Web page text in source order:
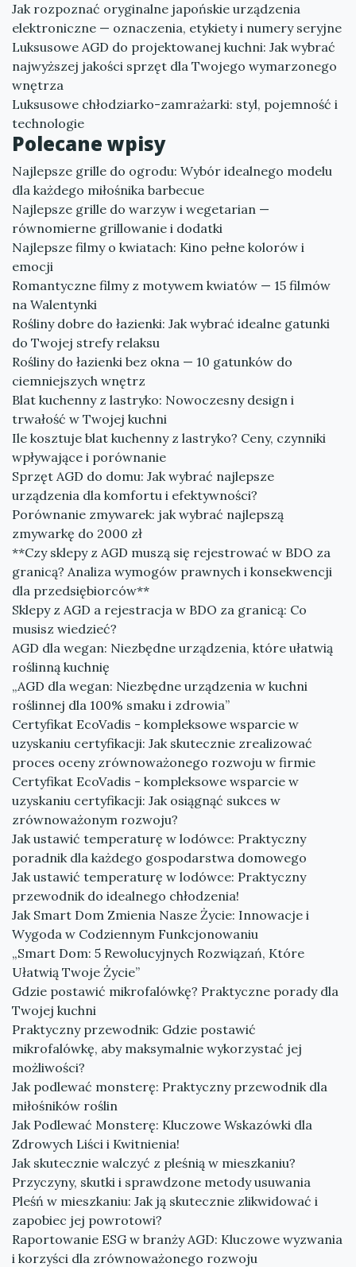
Jak rozpoznać oryginalne japońskie urządzenia
elektroniczne — oznaczenia, etykiety i numery seryjne
Luksusowe AGD do projektowanej kuchni: Jak wybrać
najwyższej jakości sprzęt dla Twojego wymarzonego
wnętrza
Luksusowe chłodziarko-zamrażarki: styl, pojemność i
technologie
Polecane wpisy
Najlepsze grille do ogrodu: Wybór idealnego modelu
dla każdego miłośnika barbecue
Najlepsze grille do warzyw i wegetarian —
równomierne grillowanie i dodatki
Najlepsze filmy o kwiatach: Kino pełne kolorów i
emocji
Romantyczne filmy z motywem kwiatów — 15 filmów
na Walentynki
Rośliny dobre do łazienki: Jak wybrać idealne gatunki
do Twojej strefy relaksu
Rośliny do łazienki bez okna — 10 gatunków do
ciemniejszych wnętrz
Blat kuchenny z lastryko: Nowoczesny design i
trwałość w Twojej kuchni
Ile kosztuje blat kuchenny z lastryko? Ceny, czynniki
wpływające i porównanie
Sprzęt AGD do domu: Jak wybrać najlepsze
urządzenia dla komfortu i efektywności?
Porównanie zmywarek: jak wybrać najlepszą
zmywarkę do 2000 zł
**Czy sklepy z AGD muszą się rejestrować w BDO za
granicą? Analiza wymogów prawnych i konsekwencji
dla przedsiębiorców**
Sklepy z AGD a rejestracja w BDO za granicą: Co
musisz wiedzieć?
AGD dla wegan: Niezbędne urządzenia, które ułatwią
roślinną kuchnię
„AGD dla wegan: Niezbędne urządzenia w kuchni
roślinnej dla 100% smaku i zdrowia”
Certyfikat EcoVadis - kompleksowe wsparcie w
uzyskaniu certyfikacji: Jak skutecznie zrealizować
proces oceny zrównoważonego rozwoju w firmie
Certyfikat EcoVadis - kompleksowe wsparcie w
uzyskaniu certyfikacji: Jak osiągnąć sukces w
zrównoważonym rozwoju?
Jak ustawić temperaturę w lodówce: Praktyczny
poradnik dla każdego gospodarstwa domowego
Jak ustawić temperaturę w lodówce: Praktyczny
przewodnik do idealnego chłodzenia!
Jak Smart Dom Zmienia Nasze Życie: Innowacje i
Wygoda w Codziennym Funkcjonowaniu
„Smart Dom: 5 Rewolucyjnych Rozwiązań, Które
Ułatwią Twoje Życie”
Gdzie postawić mikrofalówkę? Praktyczne porady dla
Twojej kuchni
Praktyczny przewodnik: Gdzie postawić
mikrofalówkę, aby maksymalnie wykorzystać jej
możliwości?
Jak podlewać monsterę: Praktyczny przewodnik dla
miłośników roślin
Jak Podlewać Monsterę: Kluczowe Wskazówki dla
Zdrowych Liści i Kwitnienia!
Jak skutecznie walczyć z pleśnią w mieszkaniu?
Przyczyny, skutki i sprawdzone metody usuwania
Pleśń w mieszkaniu: Jak ją skutecznie zlikwidować i
zapobiec jej powrotowi?
Raportowanie ESG w branży AGD: Kluczowe wyzwania
i korzyści dla zrównoważonego rozwoju